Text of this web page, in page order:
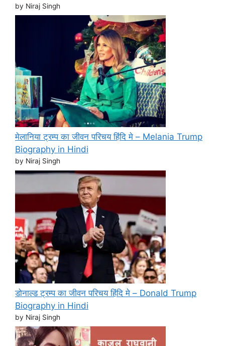
by Niraj Singh
मेलानिया ट्रम्प का जीवन परिचय हिंदि मे – Melania Trump
Biography in Hindi
by Niraj Singh
डोनाल्ड ट्रम्प का जीवन परिचय हिंदि मे – Donald Trump
Biography in Hindi
by Niraj Singh